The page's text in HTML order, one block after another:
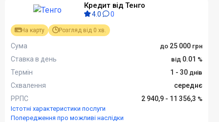
Кредит від Тенго
4.0 0
На карту Розгляд від 0 хв.
Сума
25 000
Ставка в день
0.01
Термін
1 - 30
Схвалення
середнє
РРПС
2 940,9 - 11 356,3
Істотні характеристики послуги
Попередження про можливі наслідки